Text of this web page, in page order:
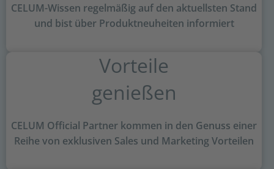
CELUM-Wissen regelmäßig auf den aktuellsten Stand
und bist über Produktneuheiten informiert
Vorteile
genießen
CELUM Official Partner kommen in den Genuss einer
Reihe von exklusiven Sales und Marketing Vorteilen